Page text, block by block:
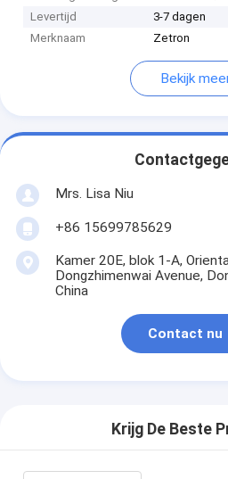
Levertijd
3-7 dagen
Merknaam
Zetron
Bekijk
Mrs. Lisa Niu
+86 15699785629
Kamer 20E, blok 1-A,
Dongzhimenwai Avenue,
China
Contact nu
Krijg De Beste